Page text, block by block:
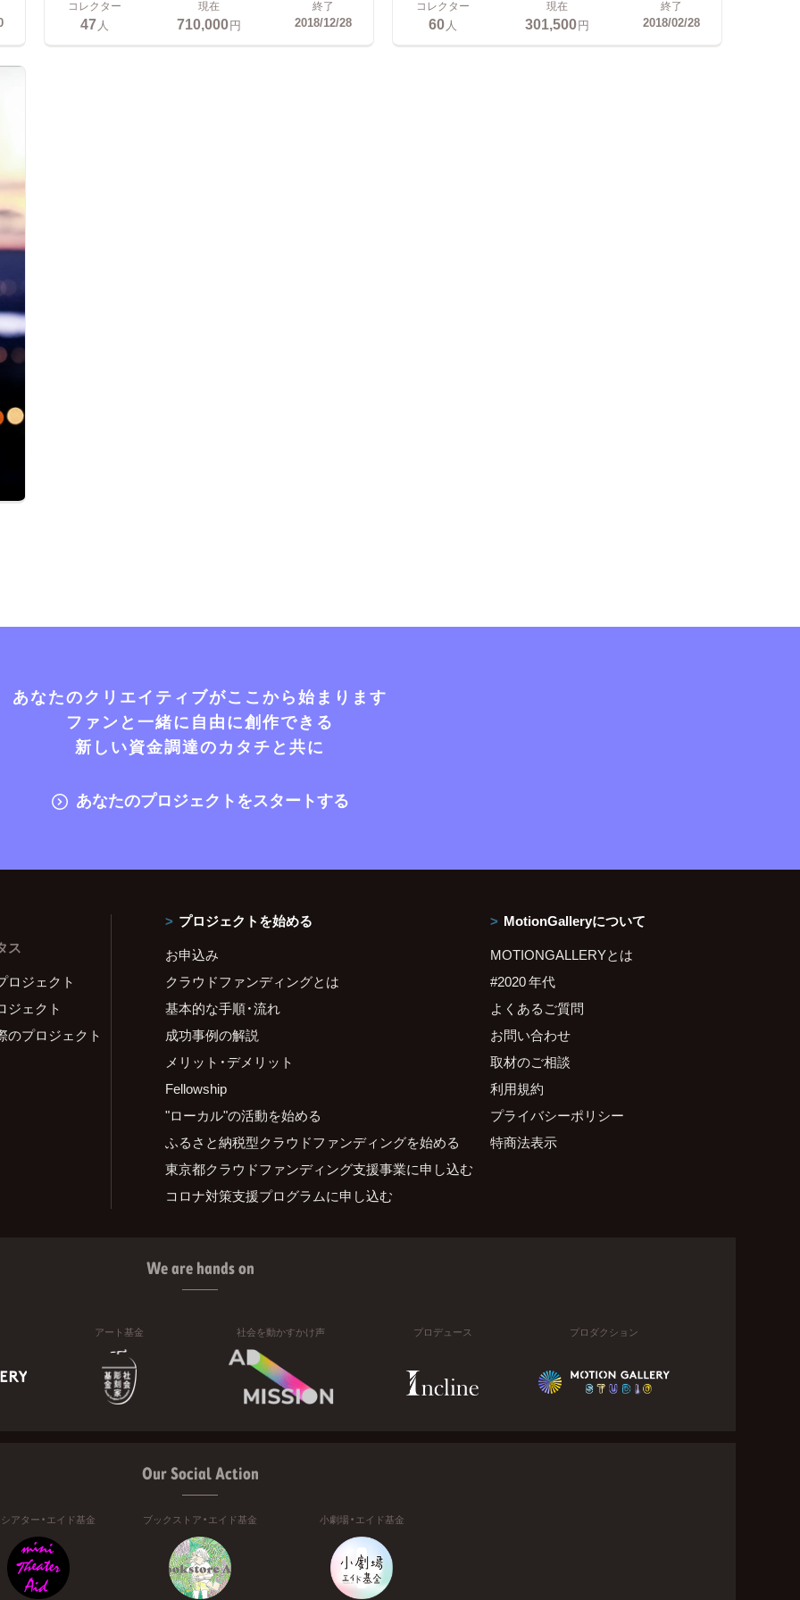
コレクター
47人
現在
710,000円
終了
2018/12/28
コレクター
60人
現在
301,500円
終了
2018/02/28
あなたのクリエイティブがここから始まります
ファンと一緒に自由に創作できる
新しい資金調達のカタチと共に
あなたのプロジェクトをスタートする
ス
ロジェクト
ジェクト
のプロジェクト
プロジェクトを始める
お申込み
クラウドファンディングとは
基本的な手順・流れ
成功事例の解説
メリット・デメリット
Fellowship
"ローカル"の活動を始める
ふるさと納税型クラウドファンディングを始める
東京都クラウドファンディング支援事業に申し込む
コロナ対策支援プログラムに申し込む
MotionGalleryについて
MOTIONGALLERYとは
#2020 年代
よくあるご質問
お問い合わせ
取材のご相談
利用規約
プライバシーポリシー
特商法表示
We are hands on
アート基金 社会を動かすかけ声 プロデュース プロダクション
Our Social Action
アター・エイド基金 ブックストア・エイド基金 小劇場・エイド基金